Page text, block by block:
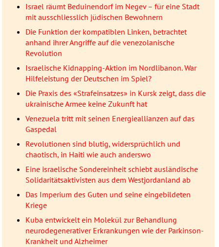
Israel räumt Beduinendorf im Negev – für eine Stadt
mit ausschliesslich jüdischen Bewohnern
Die Funktion der kompatiblen Linken, betrachtet
anhand ihrer Angriffe auf die venezolanische
Revolution
Israelische Kidnapping-Aktion im Nordlibanon. War
Hilfeleistung der Deutschen im Spiel?
Die Praxis des «Strafeinsatzes» in Kursk zeigt, dass die
ukrainische Armee keine Zukunft hat
Venezuela tritt mit seinen Energieallianzen auf das
Gaspedal
Revolutionen sind blutig, widersprüchlich und
chaotisch, in Haiti wie auch anderswo
Eine israelische Sondereinheit schiebt ausländische
Solidaritätsaktivisten aus dem Westjordanland ab
Das Imperium des Guten und seine eingebildeten
Kriege
Kuba entwickelt ein Molekül zur Behandlung
neurodegenerativer Erkrankungen wie der Parkinson-
Krankheit und Alzheimer